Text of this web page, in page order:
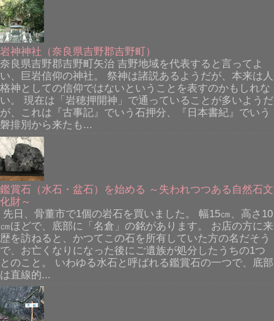
岩神神社（奈良県吉野郡吉野町）
奈良県吉野郡吉野町矢治 吉野地域を代表すると言ってよ
い、巨岩信仰の神社。 祭神は諸説あるようだが、本来は人
格神としての信仰ではないということを表すのかもしれな
い。 現在は「岩穂押開神」で通っていることが多いようだ
が、これは『古事記』でいう石押分、『日本書紀』でいう
磐排別から来たも...
鑑賞石（水石・盆石）を始める ～失われつつある自然石文
化財～
先日、骨董市で1個の岩石を買いました。 幅15㎝、高さ10
㎝ほどで、底部に「名倉」の銘があります。 お店の方に来
歴を訪ねると、かつてこの石を所有していた方の名だそう
で、お亡くなりになった後にご遺族が処分したうちの1つ
とのこと。 いわゆる水石と呼ばれる鑑賞石の一つで、底部
は直線的...